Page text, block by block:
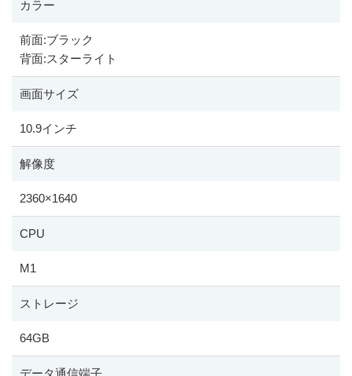
カラー
前面:ブラック
背面:スターライト
画面サイズ
10.9インチ
解像度
2360×1640
CPU
M1
ストレージ
64GB
データ通信端子